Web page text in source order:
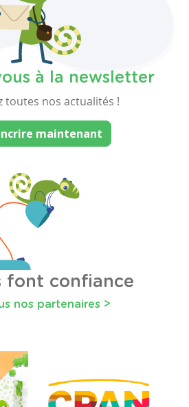
à la newsletter
toutes nos actualités !
maintenant
font confiance
nos partenaires >